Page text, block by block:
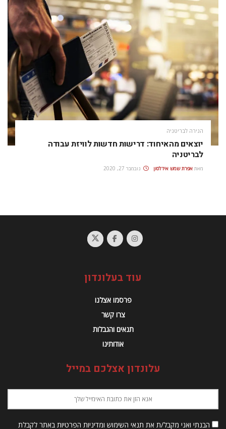
הגירה לבריטניה
יוצאים מהאיחוד: דרישות חדשות לוויזת עבודה
לבריטניה
מאת אפרת‭ ‬שמש‭ ‬אידלסון נובמבר 27, 2020
עוד בעלונדון
פרסמו אצלנו
צרו קשר
תנאים והגבלות
אודותינו
עלונדון אצלכם במייל
הבנתי ואני מקבל/ת את תנאי השימוש ומדיניות הפרטיות באתר לקבלת